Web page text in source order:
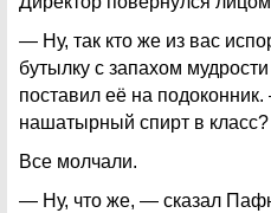
— Ну, так кто же из вас
бутылку с запахом
поставил её на
нашатырный спирт в
Все молчали.
— Ну, что же, — сказал